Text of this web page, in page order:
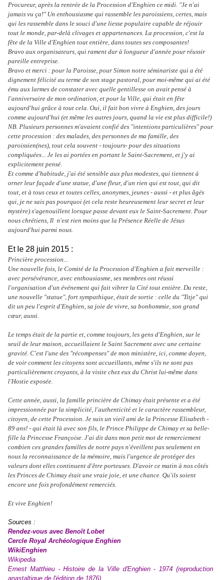
Procureur, après la rentrée de la Procession d'Enghien ce midi. "Je n'ai
jamais vu ça!" Un enthousiasme qui rassemble les paroissiens, certes, mais
qui les rassemble dans le souci d'une liesse populaire capable de réjouir
tout le monde, par-delà clivages et appartenances. La procession, c'est la
fête de la Ville d'Enghien tout entière, dans toutes ses composantes!
Bravo aux organisateurs, qui rament dur à longueur d'année pour réussir
pareille entreprise.
Bravo et merci : pour la Paroisse, pour Simon notre séminariste qui a été
dignement félicité au terme de son stage pastoral, pour moi-même qui ai été
ému aux larmes de constater avec quelle gentillesse on avait pensé à
l'anniversaire de mon ordination, et pour la Ville, qui était en fête
aujourd'hui grâce à tout cela. Oui, il fait bon vivre à Enghien, des jours
comme aujourd'hui (et même les autres jours, quand la vie est plus difficile!)
NB. Plusieurs personnes m'avaient confié des "intentions particulières" pour
cette procession : des malades, des personnes de ma famille, des
paroissien(nes), tout cela souvent - toujours- pour des situations
compliquées... Je les ai portées en portant le Saint-Sacrement, et j'y ai
explicitement pensé.
Et comme d'habitude, j'ai été sensible aux plus modestes, qui tiennent à
orner leur façade d'une statue, d'une fleur, d'un rien qui est tout, qui dit
tout, et à tous ceux et toutes celles, anonymes, jeunes - aussi - et plus âgés
qui, je ne sais pas pourquoi (et cela reste heureusement leur secret et leur
mystère) s'agenouillent lorsque passe devant eux le Saint-Sacrement. Pour
nous chrétiens, Il n'est rien moins que la Présence Réelle de Jésus
aujourd'hui parmi nous.
Et le 28 juin 2015 :
Princière procession...
Une nouvelle fois, le Comité de la Procession d'Enghien a fait merveille :
avec persévérance, avec enthousiasme, ses membres ont réussi
l'organisation d'un événement qui fait vibrer la Cité tout entière. Du reste,
une nouvelle "statue", fort sympathique, était de sortie : celle du "Titje" qui
dit un peu l'esprit d'Enghien, sa joie de vivre, sa bonhommie, son grand
cœur, aussi.
Le temps était de la partie et, comme toujours, les gens d'Enghien, sur le
seuil de leur maison, accueillaient le Saint Sacrement avec une certaine
gravité. C'est l'une des "récompenses" de mon ministère, ici, comme doyen,
de voir comment les citoyens sont accueillants, même s'ils ne sont pas
particulièrement croyants, à la visite chez eux du Christ lui-même dans
l'Hostie exposée.
Cette année, aussi, la famille princière de Chimay était présente et a été
impressionnée par la simplicité, l'authenticité et le caractère rassembleur,
citoyen, de cette Procession. Je suis un vieil ami de la Princesse Elisabeth -
89 ans! - qui était là avec son fils, le Prince Philippe de Chimay et sa belle-
fille la Princesse Françoise. J'ai dit dans mon petit mot de remerciement
combien ces grandes familles de notre pays n'éveillent pas seulement en
nous la reconnaissance de la mémoire, mais l'urgence de protéger des
valeurs dont elles continuent d'être porteuses. D'avoir ce matin à nos côtés
les Princes de Chimay était une vraie joie, et une chance. Qu'ils soient
encore une fois profondément remerciés.
Et vive Enghien!
Sources :
Rendez-vous avec Benoît Lobet
Cercle Royal Archéologique Enghien
WikiEnghien
Wikipedia
Ernest Matthieu - Histoire de la Ville d'Enghien - 1974 (reproduction
anastaltique de l'édition de 1876).